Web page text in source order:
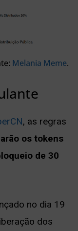
Melania Meme.
, as regras
os tokens
de 30
no dia 19
dos